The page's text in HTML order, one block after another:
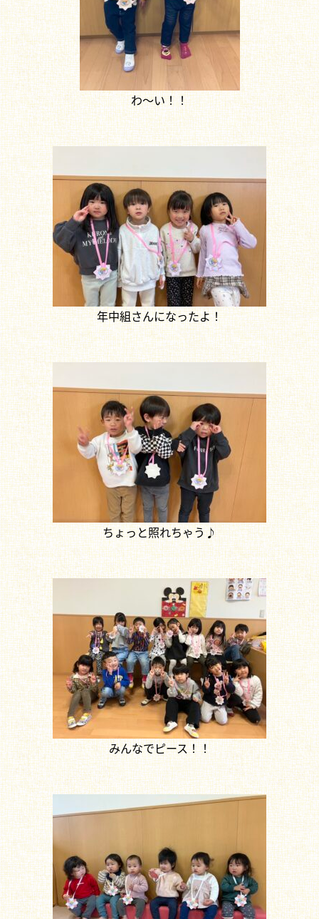
わ～い！！
年中組さんになったよ！
ちょっと照れちゃう♪
みんなでピース！！